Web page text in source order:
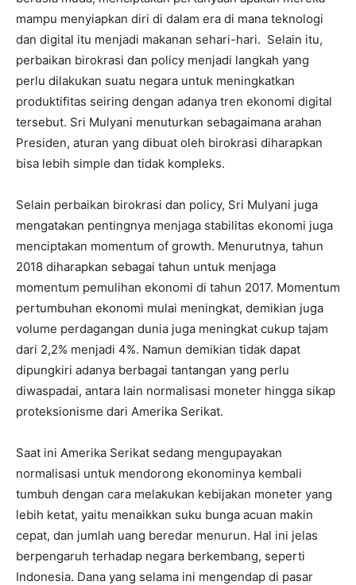
mampu menyiapkan diri di dalam era di mana teknologi
dan digital itu menjadi makanan sehari-hari. Selain itu,
perbaikan birokrasi dan policy menjadi langkah yang
perlu dilakukan suatu negara untuk meningkatkan
produktifitas seiring dengan adanya tren ekonomi digital
tersebut. Sri Mulyani menuturkan sebagaimana arahan
Presiden, aturan yang dibuat oleh birokrasi diharapkan
bisa lebih simple dan tidak kompleks.
Selain perbaikan birokrasi dan policy, Sri Mulyani juga
mengatakan pentingnya menjaga stabilitas ekonomi juga
menciptakan momentum of growth. Menurutnya, tahun
2018 diharapkan sebagai tahun untuk menjaga
momentum pemulihan ekonomi di tahun 2017. Momentum
pertumbuhan ekonomi mulai meningkat, demikian juga
volume perdagangan dunia juga meningkat cukup tajam
dari 2,2% menjadi 4%. Namun demikian tidak dapat
dipungkiri adanya berbagai tantangan yang perlu
diwaspadai, antara lain normalisasi moneter hingga sikap
proteksionisme dari Amerika Serikat.
Saat ini Amerika Serikat sedang mengupayakan
normalisasi untuk mendorong ekonominya kembali
tumbuh dengan cara melakukan kebijakan moneter yang
lebih ketat, yaitu menaikkan suku bunga acuan makin
cepat, dan jumlah uang beredar menurun. Hal ini jelas
berpengaruh terhadap negara berkembang, seperti
Indonesia. Dana yang selama ini mengendap di pasar